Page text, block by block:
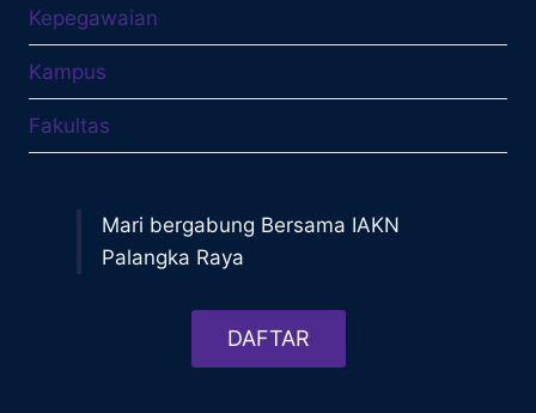
Kepegawaian
Kampus
Fakultas
Mari bergabung Bersama IAKN
Palangka Raya
DAFTAR